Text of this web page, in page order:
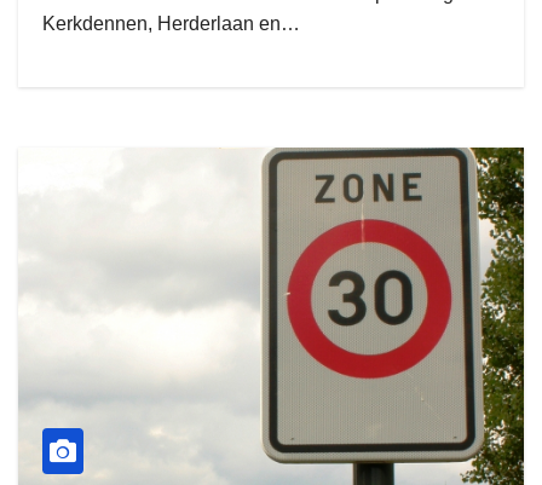
Kerkdennen, Herderlaan en…